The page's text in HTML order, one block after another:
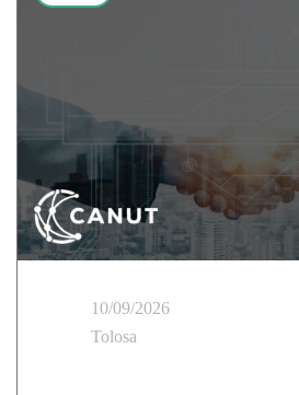
10/09/2026
Tolosa